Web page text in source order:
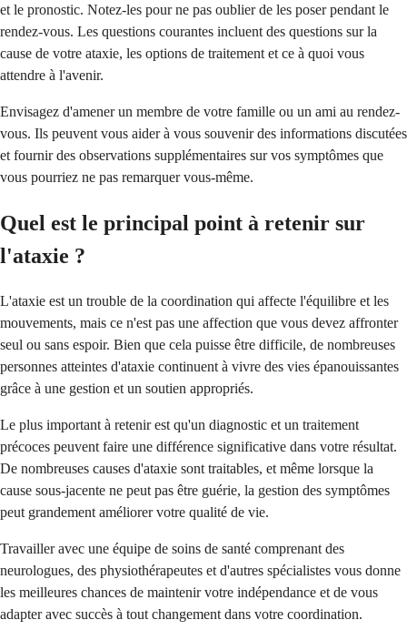
et le pronostic. Notez-les pour ne pas oublier de les poser pendant le
rendez-vous. Les questions courantes incluent des questions sur la
cause de votre ataxie, les options de traitement et ce à quoi vous
attendre à l'avenir.
Envisagez d'amener un membre de votre famille ou un ami au rendez-
vous. Ils peuvent vous aider à vous souvenir des informations discutées
et fournir des observations supplémentaires sur vos symptômes que
vous pourriez ne pas remarquer vous-même.
Quel est le principal point à retenir sur
l'ataxie ?
L'ataxie est un trouble de la coordination qui affecte l'équilibre et les
mouvements, mais ce n'est pas une affection que vous devez affronter
seul ou sans espoir. Bien que cela puisse être difficile, de nombreuses
personnes atteintes d'ataxie continuent à vivre des vies épanouissantes
grâce à une gestion et un soutien appropriés.
Le plus important à retenir est qu'un diagnostic et un traitement
précoces peuvent faire une différence significative dans votre résultat.
De nombreuses causes d'ataxie sont traitables, et même lorsque la
cause sous-jacente ne peut pas être guérie, la gestion des symptômes
peut grandement améliorer votre qualité de vie.
Travailler avec une équipe de soins de santé comprenant des
neurologues, des physiothérapeutes et d'autres spécialistes vous donne
les meilleures chances de maintenir votre indépendance et de vous
adapter avec succès à tout changement dans votre coordination.